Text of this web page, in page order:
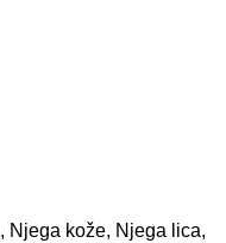
, Njega kože, Njega lica,